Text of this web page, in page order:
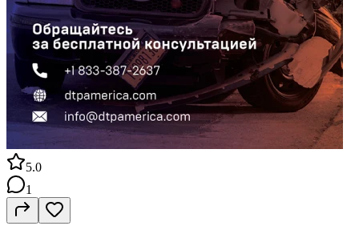
5.0
1